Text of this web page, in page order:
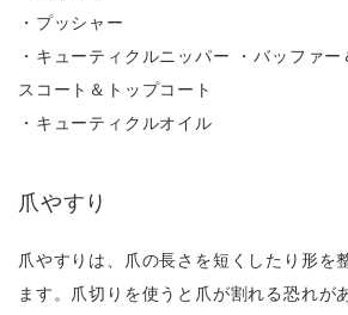
・プッシャー
・キューティクルニッパー ・バッファ
スコート＆トップコート
・キューティクルオイル
爪やすり
爪やすりは、爪の長さを短くしたり形を
ます。爪切りを使うと爪が割れる恐れが